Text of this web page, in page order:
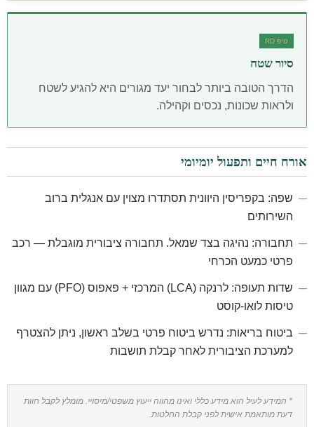
טיפ RD
סיור שטח
הדרך הטובה ביותר לבחור יעד מגורים היא להגיע לשטח
ולראות שכונות, נכסים וקהילה.
אורח חיים ותפעול יומיומי
שפה: בקפריסין היוונית תסתדרו מצוין עם אנגלית ברוב
השירותים
תחבורה: נהיגה בצד שמאל. תחבורה ציבורית מוגבלת — רכב
פרטי כמעט הכרחי
שדות תעופה: לרנקה (LCA) המרכזי + פאפוס (PFO) עם מגוון
טיסות לואו-קוסט
ביטוח בריאות: נדרש ביטוח פרטי בשלב ראשון, ניתן להצטרף
למערכת הציבורית לאחר קבלת תושבות
* המידע לעיל הוא מידע כללי ואינו מהווה ייעוץ משפטי/מיסויי. מומלץ לקבל חוות
דעת מותאמת אישית לפני קבלת החלטות.